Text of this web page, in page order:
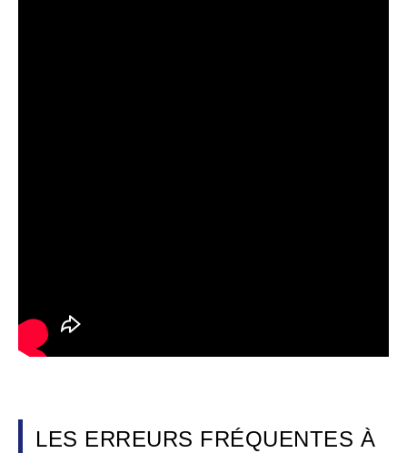
LES ERREURS FRÉQUENTES À